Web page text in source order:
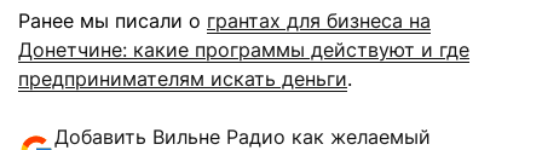
Ранее мы писали о грантах для бизнеса на
Донетчине: какие программы действуют и где
предпринимателям искать деньги.
Добавить Вильне Радио как желаемый